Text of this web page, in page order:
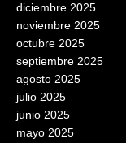
diciembre 2025
noviembre 2025
octubre 2025
septiembre 2025
agosto 2025
julio 2025
junio 2025
mayo 2025